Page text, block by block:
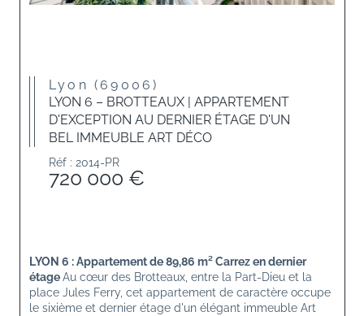
Lyon (69006)
LYON 6 – BROTTEAUX | APPARTEMENT
D'EXCEPTION AU DERNIER ÉTAGE D'UN
BEL IMMEUBLE ART DÉCO
Réf : 2014-PR
720 000 €
LYON 6 : Appartement de 89,86 m² Carrez en dernier
étage Au cœur des Brotteaux, entre la Part-Dieu et la
place Jules Ferry, cet appartement de caractère occupe
le sixième et dernier étage d'un élégant immeuble Art